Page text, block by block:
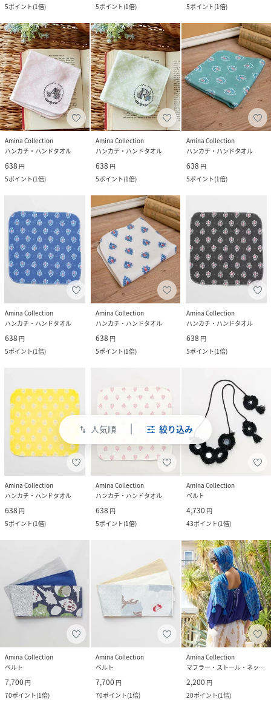
swap_vert 人気順 絞り込み
5ポイント(1倍)
5ポイント(1倍)
5ポイント(1倍)
Amina Collection
ハンカチ・ハンドタオル
638 円
5ポイント(1倍)
Amina Collection
ハンカチ・ハンドタオル
638 円
5ポイント(1倍)
Amina Collection
ハンカチ・ハンドタオル
638 円
5ポイント(1倍)
Amina Collection
ハンカチ・ハンドタオル
638 円
5ポイント(1倍)
Amina Collection
ハンカチ・ハンドタオル
638 円
5ポイント(1倍)
Amina Collection
ハンカチ・ハンドタオル
638 円
5ポイント(1倍)
Amina Collection
ハンカチ・ハンドタオル
638 円
5ポイント(1倍)
Amina Collection
ハンカチ・ハンドタオル
638 円
5ポイント(1倍)
Amina Collection
ベルト
4,730 円
43ポイント(1倍)
Amina Collection
ベルト
7,700 円
70ポイント(1倍)
Amina Collection
ベルト
7,700 円
70ポイント(1倍)
Amina Collection
マフラー・ストール・ネックウォーマー
2,200 円
20ポイント(1倍)